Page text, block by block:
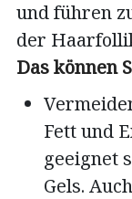
und führen
der
Das können
Fett und
geeignet
Gels.